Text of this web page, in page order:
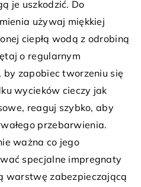
je uszkodzić. Do
używaj miękkiej
ciepłą wodą z odrobiną
o regularnym
zapobiec tworzeniu się
wycieków cieczy jak
reaguj szybko, aby
przebarwienia.
ważna co jego
specjalne impregnaty
warstwę zabezpieczającą